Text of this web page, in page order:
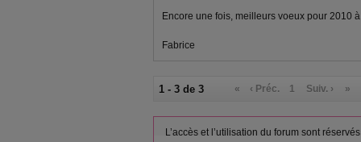
Encore une fois, meilleurs voeux pour 2010
Fabrice
1 - 3 de 3 « ‹ Préc. 1 Suiv. › »
L’accès et l’utilisation du forum sont